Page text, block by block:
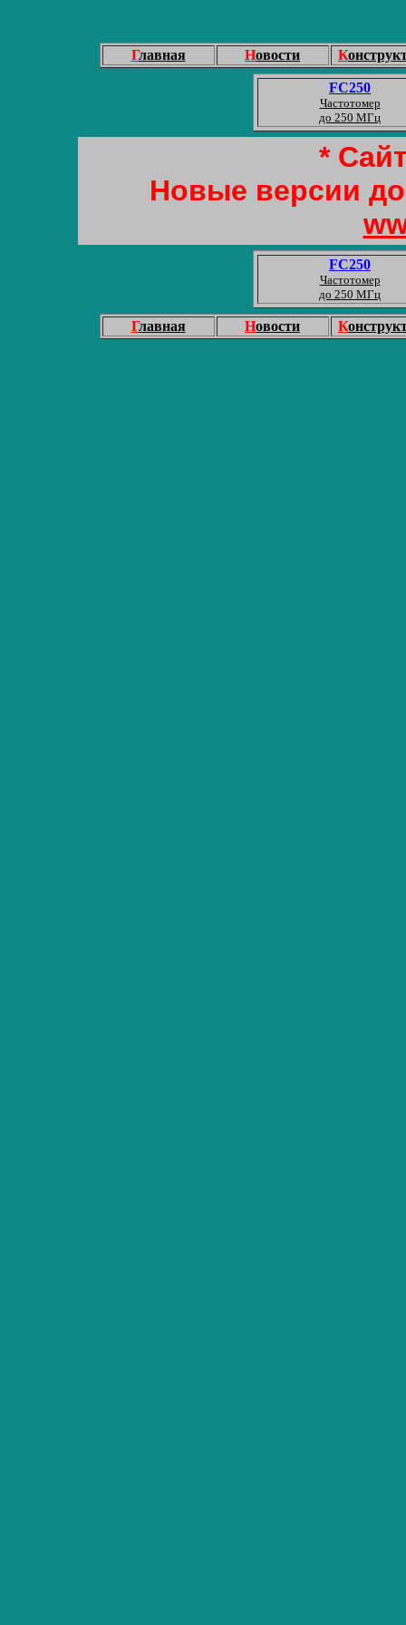
Главная Новости К
FC250
Частотомер
до 250 МГц
*
Новые версии
FC250
Частотомер
до 250 МГц
Главная Новости К